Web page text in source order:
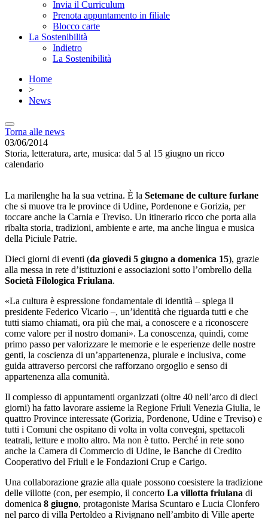
Invia il Curriculum
Prenota appuntamento in filiale
Blocco carte
La Sostenibilità
Indietro
La Sostenibilità
Home
>
News
Torna alle news
03/06/2014
Storia, letteratura, arte, musica: dal 5 al 15 giugno un ricco
calendario
La marilenghe ha la sua vetrina. È la Setemane de culture furlane
che si muove tra le province di Udine, Pordenone e Gorizia, per
toccare anche la Carnia e Treviso. Un itinerario ricco che porta alla
ribalta storia, tradizioni, ambiente e arte, ma anche lingua e musica
della Piciule Patrie.
Dieci giorni di eventi (da giovedì 5 giugno a domenica 15), grazie
alla messa in rete d’istituzioni e associazioni sotto l’ombrello della
Società Filologica Friulana.
«La cultura è espressione fondamentale di identità – spiega il
presidente Federico Vicario –, un’identità che riguarda tutti e che
tutti siamo chiamati, ora più che mai, a conoscere e a riconoscere
come valore per il nostro domani». La conoscenza, quindi, come
primo passo per valorizzare le memorie e le esperienze delle nostre
genti, la coscienza di un’appartenenza, plurale e inclusiva, come
guida attraverso percorsi che rafforzano orgoglio e senso di
appartenenza alla comunità.
Il complesso di appuntamenti organizzati (oltre 40 nell’arco di dieci
giorni) ha fatto lavorare assieme la Regione Friuli Venezia Giulia, le
quattro Province interessate (Gorizia, Pordenone, Udine e Treviso) e
tutti i Comuni che ospitano di volta in volta convegni, spettacoli
teatrali, letture e molto altro. Ma non è tutto. Perché in rete sono
anche la Camera di Commercio di Udine, le Banche di Credito
Cooperativo del Friuli e le Fondazioni Crup e Carigo.
Una collaborazione grazie alla quale possono coesistere la tradizione
delle villotte (con, per esempio, il concerto La villotta friulana di
domenica 8 giugno, protagoniste Marisa Scuntaro e Lucia Clonfero
nel parco di villa Pertoldeo a Rivignano nell’ambito di Ville aperte